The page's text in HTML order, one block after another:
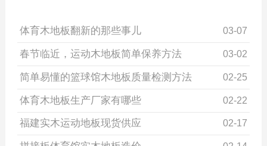
体育木地板翻新的那些事儿 03-07
春节临近，运动木地板简单保养方法 03-02
简单易懂的篮球馆木地板质量检测方法 02-25
体育木地板生产厂家有哪些 02-22
福建实木运动地板现货供应 02-17